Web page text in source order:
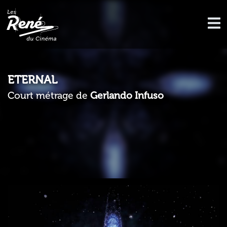
ETERNAL
Court métrage de Gerlando Infuso